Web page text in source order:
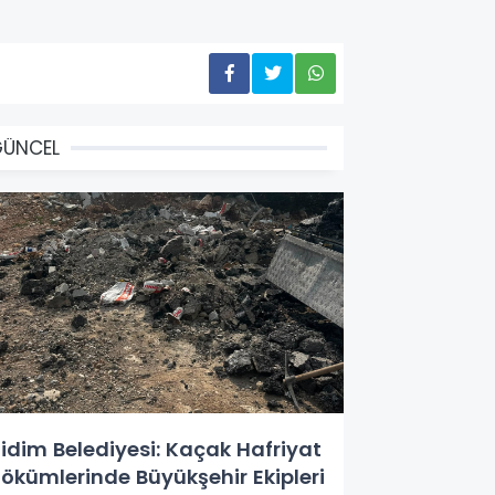
Belediyesi: Kaçak Hafriyat
Büyükşehir Ekipleri